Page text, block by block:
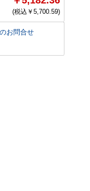
(税込￥ 5,700.59)
お問合せ